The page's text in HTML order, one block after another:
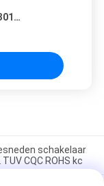
schakelaar
CQC ROHS kc